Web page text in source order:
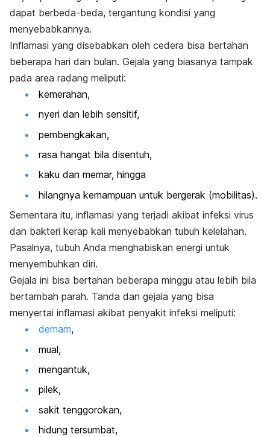
dapat berbeda-beda, tergantung kondisi yang
menyebabkannya.
Inflamasi yang disebabkan oleh cedera bisa bertahan
beberapa hari dan bulan. Gejala yang biasanya tampak
pada area radang meliputi:
kemerahan,
nyeri dan lebih sensitif,
pembengkakan,
rasa hangat bila disentuh,
kaku dan memar, hingga
hilangnya kemampuan untuk bergerak (mobilitas).
Sementara itu, inflamasi yang terjadi akibat infeksi virus
dan bakteri kerap kali menyebabkan tubuh kelelahan.
Pasalnya, tubuh Anda menghabiskan energi untuk
menyembuhkan diri.
Gejala ini bisa bertahan beberapa minggu atau lebih bila
bertambah parah. Tanda dan gejala yang bisa
menyertai inflamasi akibat penyakit infeksi meliputi:
demam,
mual,
mengantuk,
pilek,
sakit tenggorokan,
hidung tersumbat,